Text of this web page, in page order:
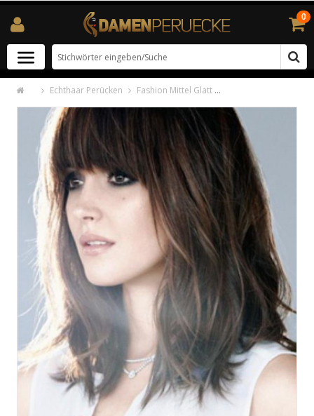
0
Echthaar Perücken Fashion Mittel Glatt Vollspitze Remy Echthaar Perücken